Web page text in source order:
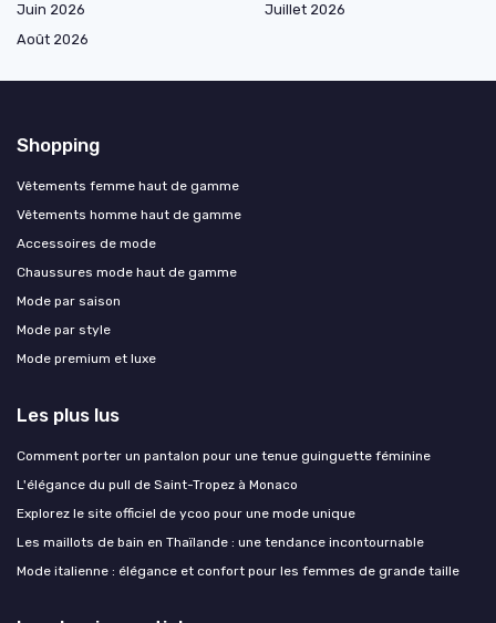
Juin 2026
Juillet 2026
Août 2026
Shopping
Vêtements femme haut de gamme
Vêtements homme haut de gamme
Accessoires de mode
Chaussures mode haut de gamme
Mode par saison
Mode par style
Mode premium et luxe
Les plus lus
Comment porter un pantalon pour une tenue guinguette féminine
L'élégance du pull de Saint-Tropez à Monaco
Explorez le site officiel de ycoo pour une mode unique
Les maillots de bain en Thaïlande : une tendance incontournable
Mode italienne : élégance et confort pour les femmes de grande taille